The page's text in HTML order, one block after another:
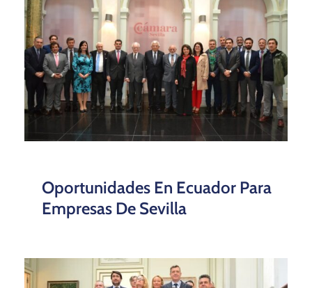
Oportunidades En Ecuador Para
Empresas De Sevilla